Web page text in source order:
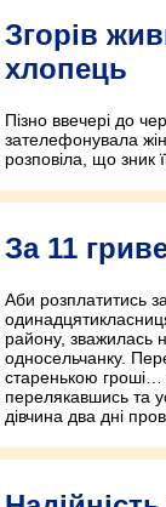
Згорів
хлопець
Пізно ввечері до
зателефонувала
розповіла, що зник
За 11
Аби розплатитись
району, зважилась
односельчанку.
старенькою гроші…
перелякавшись та
дівчина два дні